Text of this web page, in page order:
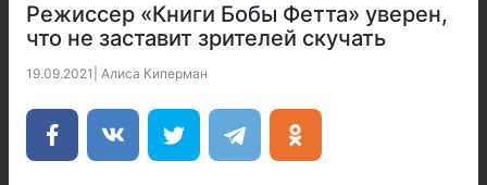
Режиссер «Книги Бобы Фетта» уверен,
что не заставит зрителей скучать
19.09.2021 Алиса Киперман